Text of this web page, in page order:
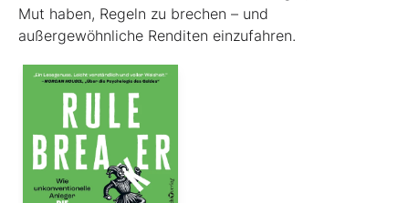
Mut haben, Regeln zu brechen – und
außergewöhnliche Renditen einzufahren.